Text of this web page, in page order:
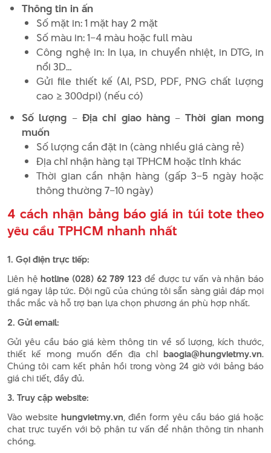
Thông tin in ấn
Số mặt in: 1 mặt hay 2 mặt
Số màu in: 1–4 màu hoặc full màu
Công nghệ in: In lụa, in chuyển nhiệt, in DTG, in
nổi 3D…
Gửi file thiết kế (AI, PSD, PDF, PNG chất lượng
cao ≥ 300dpi) (nếu có)
Số lượng – Địa chỉ giao hàng – Thời gian mong
muốn
Số lượng cần đặt in (càng nhiều giá càng rẻ)
Địa chỉ nhận hàng tại TPHCM hoặc tỉnh khác
Thời gian cần nhận hàng (gấp 3–5 ngày hoặc
thông thường 7–10 ngày)
4 cách nhận bảng báo giá in túi tote theo
yêu cầu TPHCM nhanh nhất
1. Gọi điện trực tiếp:
Liên hệhotline (028) 62 789 123 để được tư vấn và nhận báo
giá ngay lập tức. Đội ngũ của chúng tôi sẵn sàng giải đáp mọi
thắc mắc và hỗ trợ bạn lựa chọn phương án phù hợp nhất.
2. Gửi email:
Gửi yêu cầu báo giá kèm thông tin về số lượng, kích thước,
thiết kế mong muốn đến địa chỉ baogia@hungvietmy.vn.
Chúng tôi cam kết phản hồi trong vòng 24 giờ với bảng báo
giá chi tiết, đầy đủ.
3. Truy cập website:
Vào website hungvietmy.vn, điền form yêu cầu báo giá hoặc
chat trực tuyến với bộ phận tư vấn để nhận thông tin nhanh
chóng.